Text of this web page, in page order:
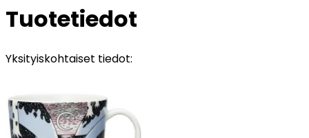
Tuotetiedot
Yksityiskohtaiset tiedot: